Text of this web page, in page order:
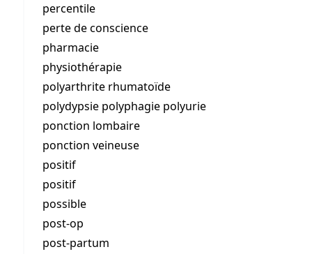
percentile
perte de conscience
pharmacie
physiothérapie
polyarthrite rhumatoïde
polydypsie polyphagie polyurie
ponction lombaire
ponction veineuse
positif
positif
possible
post-op
post-partum